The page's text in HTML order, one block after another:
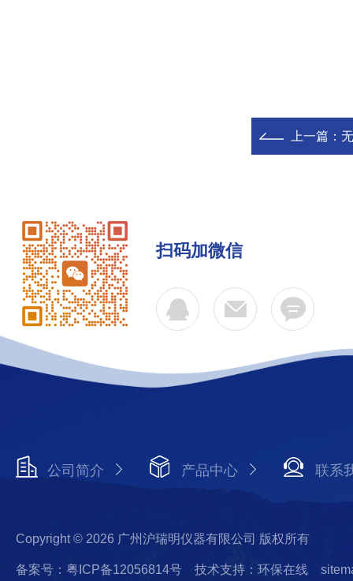
上一篇：
扫码加微信
公司简介 产品中心 联系
Copyright © 2026 广州沪瑞明仪器有限公司 版权所有
备案号：粤ICP备12056814号 技术支持：环保在线